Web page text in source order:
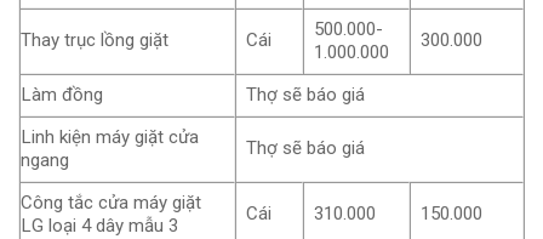
Thay trục lồng giặt Cái
500.000-
1.000.000
300.000
Làm đồng
Thợ sẽ báo giá
Linh kiện máy giặt cửa
ngang
Thợ sẽ báo giá
Công tắc cửa máy giặt
LG loại 4 dây mẫu 3
Cái 310.000 150.000